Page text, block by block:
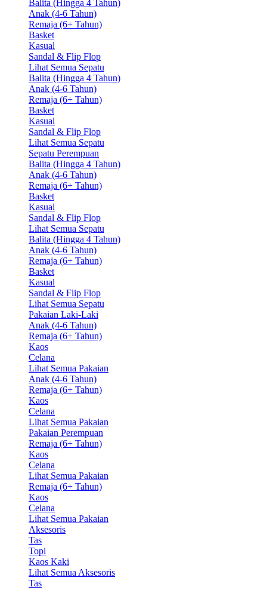
Balita (Hingga 4 Tahun)
Anak (4-6 Tahun)
Remaja (6+ Tahun)
Basket
Kasual
Sandal & Flip Flop
Lihat Semua Sepatu
Balita (Hingga 4 Tahun)
Anak (4-6 Tahun)
Remaja (6+ Tahun)
Basket
Kasual
Sandal & Flip Flop
Lihat Semua Sepatu
Sepatu Perempuan
Balita (Hingga 4 Tahun)
Anak (4-6 Tahun)
Remaja (6+ Tahun)
Basket
Kasual
Sandal & Flip Flop
Lihat Semua Sepatu
Balita (Hingga 4 Tahun)
Anak (4-6 Tahun)
Remaja (6+ Tahun)
Basket
Kasual
Sandal & Flip Flop
Lihat Semua Sepatu
Pakaian Laki-Laki
Anak (4-6 Tahun)
Remaja (6+ Tahun)
Kaos
Celana
Lihat Semua Pakaian
Anak (4-6 Tahun)
Remaja (6+ Tahun)
Kaos
Celana
Lihat Semua Pakaian
Pakaian Perempuan
Remaja (6+ Tahun)
Kaos
Celana
Lihat Semua Pakaian
Remaja (6+ Tahun)
Kaos
Celana
Lihat Semua Pakaian
Aksesoris
Tas
Topi
Kaos Kaki
Lihat Semua Aksesoris
Tas